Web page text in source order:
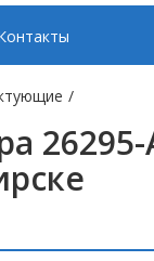
/
26295-